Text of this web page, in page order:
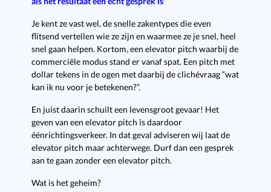
Je kent ze vast wel, de snelle zakentypes die even
flitsend vertellen wie ze zijn en waarmee ze je snel, heel
snel gaan helpen. Kortom, een elevator pitch waarbij de
commerciële modus stand er vanaf spat. Een pitch met
dollar tekens in de ogen met daarbij de clichévraag “wat
kan ik nu voor je betekenen?”.
En juist daarin schuilt een levensgroot gevaar! Het
geven van een elevator pitch is daardoor
éénrichtingsverkeer. In dat geval adviseren wij laat de
elevator pitch maar achterwege. Durf dan een gesprek
aan te gaan zonder een elevator pitch.
Wat is het geheim?